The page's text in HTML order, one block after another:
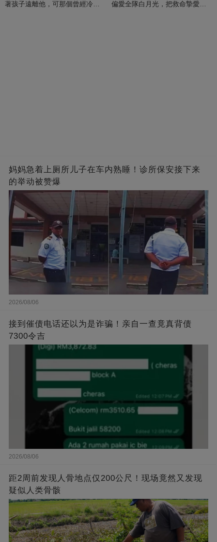
著孩子遠離他，可那個曾經冷漠
偏愛全隊白月光，把救命摯愛當
妈妈急着上厕所儿子在车内熟睡！诊所保安接下来
的举动被赞爆
2026/08/06
接到催债电话还以为是诈骗！亲自一查竟真背债
7300令吉
2026/08/06
距2周前发现人骨地点仅200公尺！现场竟然又发现
疑似人类骨骸